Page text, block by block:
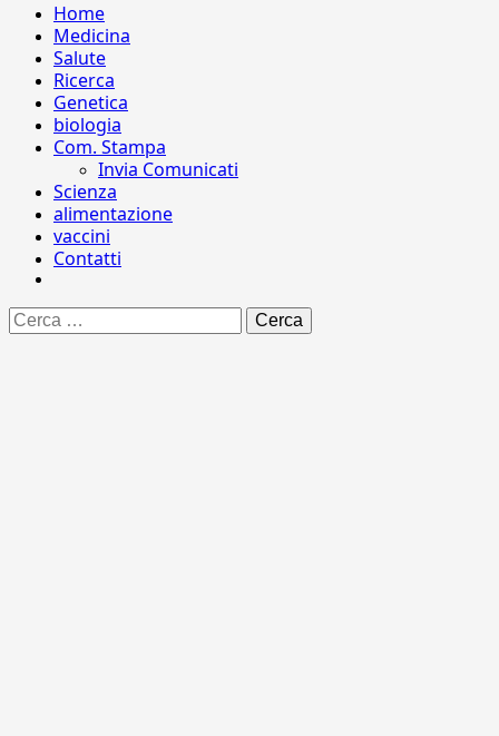
Home
Medicina
Salute
Ricerca
Genetica
biologia
Com. Stampa
Invia Comunicati
Scienza
alimentazione
vaccini
Contatti
Ricerca
per: